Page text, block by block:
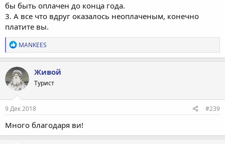
бы быть оплачен до конца года.
3. А все что вдруг оказалось неоплаченым, конечно
платите вы.
Р
е
а
к
ц
и
и
:
MANKEES
Живой
Турист
9 Дек 2018 #239
Много благодаря ви!